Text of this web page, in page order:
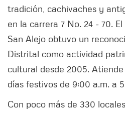
tradición, cachivaches y
en la carrera 7 No. 24 - 70.
San Alejo obtuvo un
Distrital como actividad
cultural desde 2005.
días festivos de 9:00 a.m. a
Con poco más de 330